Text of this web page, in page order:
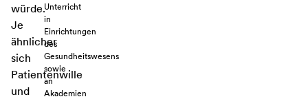
würde.
Je
ähnlicher
sich
Patientenwille
und
Unterricht
in
Einrichtungen
des
Gesundheitswesens
sowie
an
Akademien